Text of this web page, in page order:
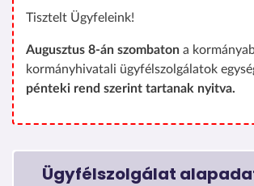
Tisztelt Ügyfeleink!
Augusztus 8-án szombaton a
kormányhivatali ügyfélszolgálatok
pénteki rend szerint tartanak nyitva.
Ügyfélszolgálat